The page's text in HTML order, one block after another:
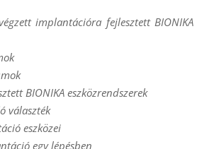
implantációra fejlesztett BIONIKA
BIONIKA eszközrendszerek
választék
eszközei
egy lépésben